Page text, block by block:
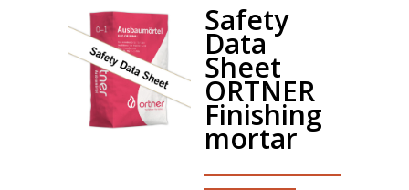
Safety
Data
Sheet
ORTNER
Finishing
mortar